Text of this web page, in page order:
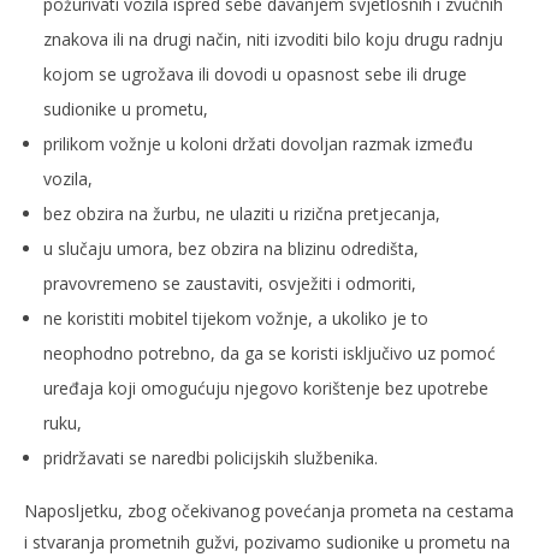
znakova ili na drugi način, niti izvoditi bilo koju drugu radnju
kojom se ugrožava ili dovodi u opasnost sebe ili druge
sudionike u prometu,
prilikom vožnje u koloni držati dovoljan razmak između
vozila,
bez obzira na žurbu, ne ulaziti u rizična pretjecanja,
u slučaju umora, bez obzira na blizinu odredišta,
pravovremeno se zaustaviti, osvježiti i odmoriti,
ne koristiti mobitel tijekom vožnje, a ukoliko je to
neophodno potrebno, da ga se koristi isključivo uz pomoć
uređaja koji omogućuju njegovo korištenje bez upotrebe
ruku,
pridržavati se naredbi policijskih službenika.
Naposljetku, zbog očekivanog povećanja prometa na cestama
i stvaranja prometnih gužvi, pozivamo sudionike u prometu na